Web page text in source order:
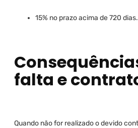
15% no prazo acima de 720 dias.
falta e
Quando não for realizado o devido